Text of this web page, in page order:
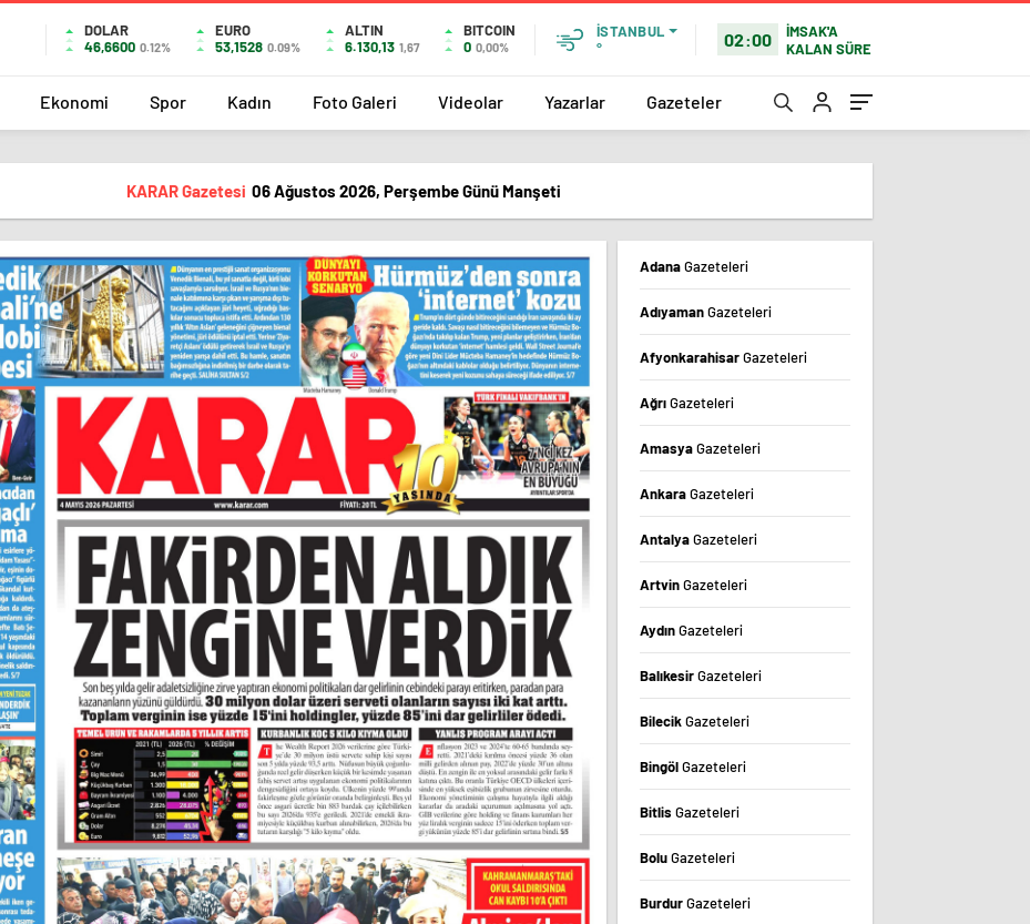
DOLAR
46,6600 0.12%
EURO
53,1528 0.09%
ALTIN
6.130,13 1,67
BITCOIN
0 0,00%
İSTANBUL
°
02:00
İMSAK'A
KALAN SÜRE
Ekonomi Spor Kadın Foto Galeri Videolar Yazarlar Gazeteler
KARAR Gazetesi 06 Ağustos 2026, Perşembe Günü Manşeti
AdanaGazeteleri
AdıyamanGazeteleri
AfyonkarahisarGazeteleri
AğrıGazeteleri
AmasyaGazeteleri
AnkaraGazeteleri
AntalyaGazeteleri
ArtvinGazeteleri
AydınGazeteleri
BalıkesirGazeteleri
BilecikGazeteleri
BingölGazeteleri
Bitlis Gazeteleri
BoluGazeteleri
BurdurGazeteleri